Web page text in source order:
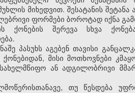
მიხედვით. შესატანის
ფორმები ბოროტად იქნა
ქონების შერევა სხვა
პასუხს აგებენ თავისი
მისი მოთხოვნები
ან ადგილობრივი
თუ წესდება